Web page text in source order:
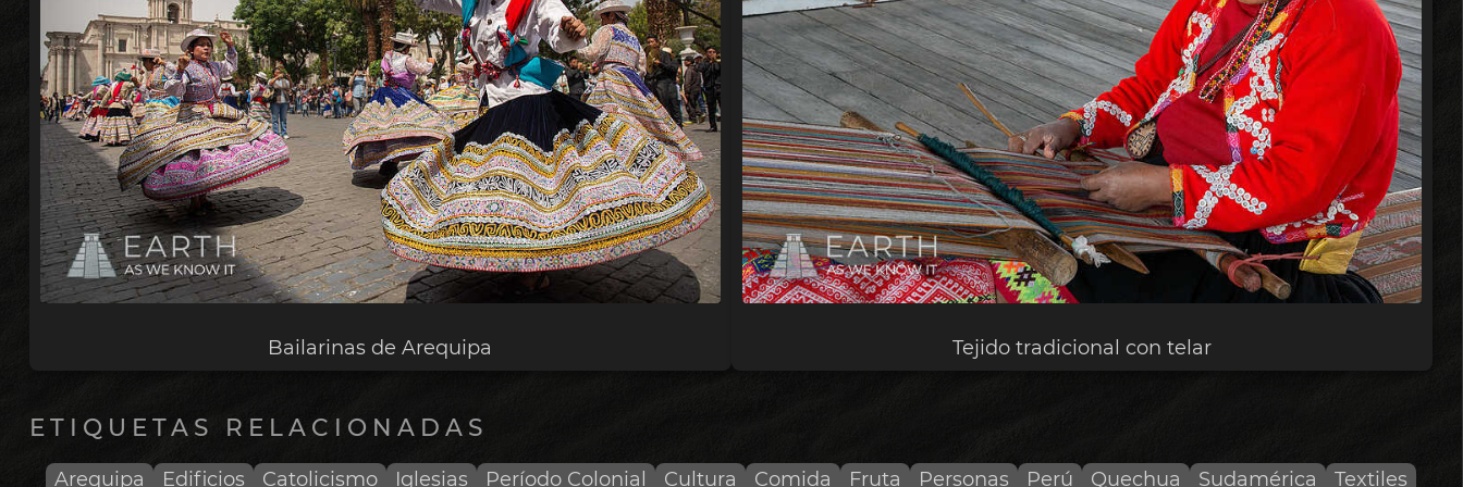
Bailarinas de Arequipa Tejido tradicional con telar
ETIQUETAS RELACIONADAS
Arequipa Edificios Catolicismo Iglesias Período Colonial Cultura Comida Fruta Personas Perú Quechua Sudamérica Textiles